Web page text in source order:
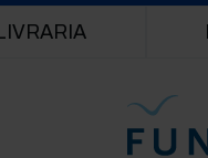
LIVRARIA